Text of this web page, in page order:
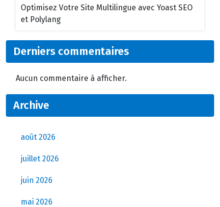
Optimisez Votre Site Multilingue avec Yoast SEO
et Polylang
Derniers commentaires
Aucun commentaire à afficher.
Archive
août 2026
juillet 2026
juin 2026
mai 2026